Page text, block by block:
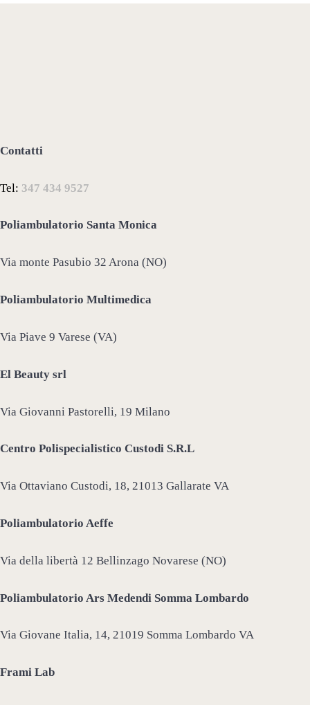
Contatti
Tel: 347 434 9527
Poliambulatorio Santa Monica
Via monte Pasubio 32 Arona (NO)
Poliambulatorio Multimedica
Via Piave 9 Varese (VA)
El Beauty srl
Via Giovanni Pastorelli, 19 Milano
Centro Polispecialistico Custodi S.R.L
Via Ottaviano Custodi, 18, 21013 Gallarate VA
Poliambulatorio Aeffe
Via della libertà 12 Bellinzago Novarese (NO)
Poliambulatorio Ars Medendi Somma Lombardo
Via Giovane Italia, 14, 21019 Somma Lombardo VA
Frami Lab